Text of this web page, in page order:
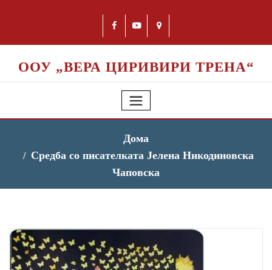
ООУ „ВЕРА ЦИРИВИРИ ТРЕНА“
Дома
Средба со писателката Јелена Никодиновска
Чаповска